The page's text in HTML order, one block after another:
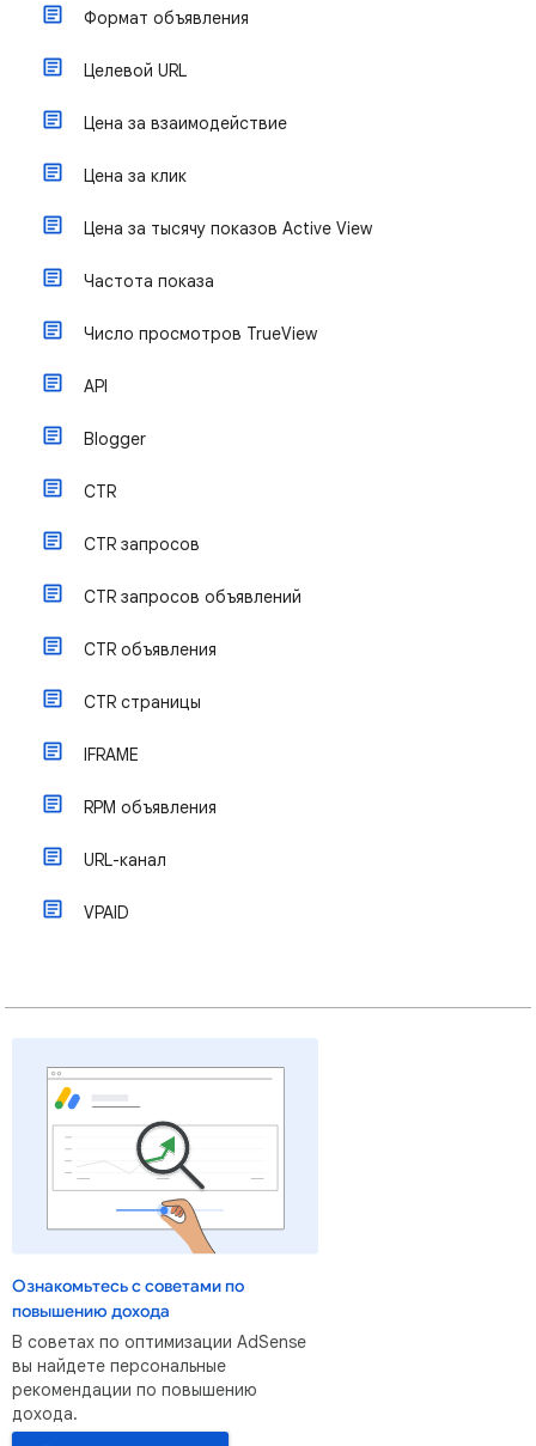
Формат объявления
Целевой URL
Цена за взаимодействие
Цена за клик
Цена за тысячу показов Active View
Частота показа
Число просмотров TrueView
API
Blogger
CTR
CTR запросов
CTR запросов объявлений
CTR объявления
CTR страницы
IFRAME
RPM объявления
URL-канал
VPAID
Ознакомьтесь с советами по
повышению дохода
В советах по оптимизации AdSense
вы найдете персональные
рекомендации по повышению
дохода.